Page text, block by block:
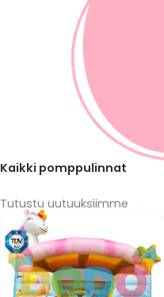
Kaikki pomppulinnat
Tutustu uutuuksiimme